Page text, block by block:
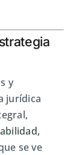
y
jurídica
se ve